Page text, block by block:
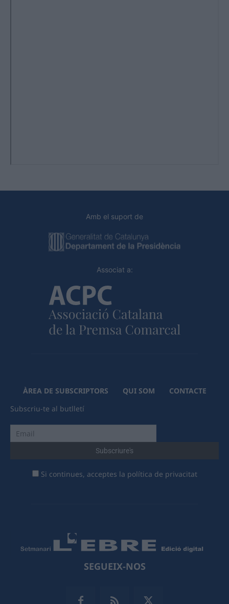
Amb el suport de
Associat a:
ÀREA DE SUBSCRIPTORS QUI SOM
CONTACTE
Subscriu-te al butlletí
Si continues, acceptes la política de privacitat
SEGUEIX-NOS